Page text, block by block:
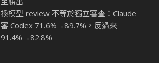
換模型 review 不等於獨立審查：Claude
審 Codex 71.6%→89.7%，反過來
91.4%→82.8%